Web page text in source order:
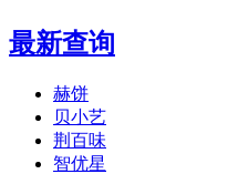
最新查询
赫饼
贝小艺
荆百味
智优星